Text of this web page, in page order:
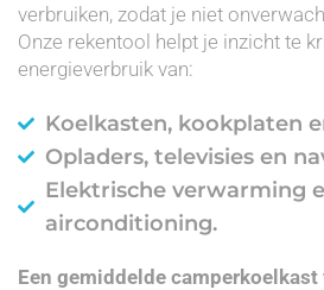
verbruiken, zodat je niet
Onze rekentool helpt je inzicht te
energieverbruik van:
Koelkasten, kookplaten
Opladers, televisies en
Elektrische verwarming
airconditioning.
Een gemiddelde